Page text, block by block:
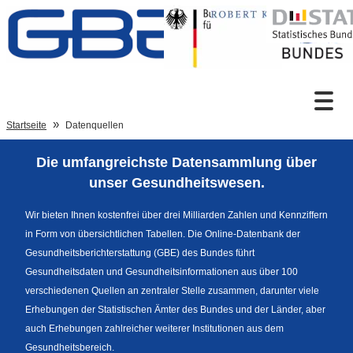
Zum Inhalt
Sprachumschaltung
Fußzeile
Startseite Datenquellen
Die umfangreichste Datensammlung über
unser Gesundheitswesen.
Wir bieten Ihnen kostenfrei über drei Milliarden Zahlen und Kennziffern
in Form von übersichtlichen Tabellen. Die Online-Datenbank der
Gesundheitsberichterstattung (GBE) des Bundes führt
Gesundheitsdaten und Gesundheitsinformationen aus über 100
verschiedenen Quellen an zentraler Stelle zusammen, darunter viele
Erhebungen der Statistischen Ämter des Bundes und der Länder, aber
auch Erhebungen zahlreicher weiterer Institutionen aus dem
Gesundheitsbereich.